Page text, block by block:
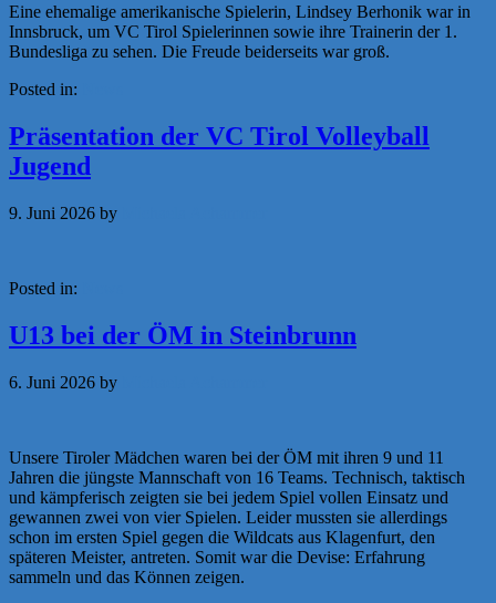
Eine ehemalige amerikanische Spielerin, Lindsey Berhonik war in
Innsbruck, um VC Tirol Spielerinnen sowie ihre Trainerin der 1.
Bundesliga zu sehen. Die Freude beiderseits war groß.
Posted in:
Präsentation der VC Tirol Volleyball
Jugend
9. Juni 2026 by
Posted in:
U13 bei der ÖM in Steinbrunn
6. Juni 2026 by
Unsere Tiroler Mädchen waren bei der ÖM mit ihren 9 und 11
Jahren die jüngste Mannschaft von 16 Teams. Technisch, taktisch
und kämpferisch zeigten sie bei jedem Spiel vollen Einsatz und
gewannen zwei von vier Spielen. Leider mussten sie allerdings
schon im ersten Spiel gegen die Wildcats aus Klagenfurt, den
späteren Meister, antreten. Somit war die Devise: Erfahrung
sammeln und das Können zeigen.